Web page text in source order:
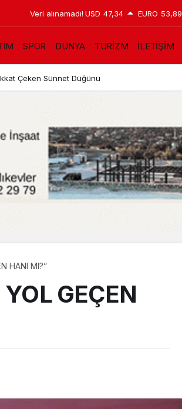
Veri alınamadı! USD 47,34 EURO 53,89
SPOR DÜNYA TURİZM İLETİŞİM
zorunda kalmayacağız”
HANI MI?”
GEÇEN